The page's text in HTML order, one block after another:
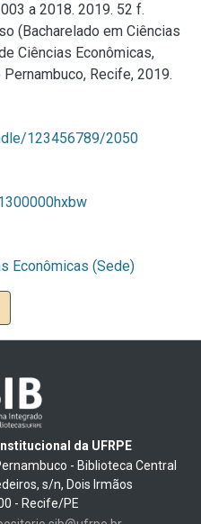
a 2018. 2019. 52 f.
(Bacharelado em Ciências
Ciências Econômicas,
Recife, 2019.
123456789/2050
Econômicas (Sede)
da UFRPE
- Biblioteca Central
s/n, Dois Irmãos
- Recife/PE